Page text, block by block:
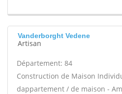
Vanderborght Vedene
Artisan
Département: 84
Construction de Maison
dappartement / de maison -